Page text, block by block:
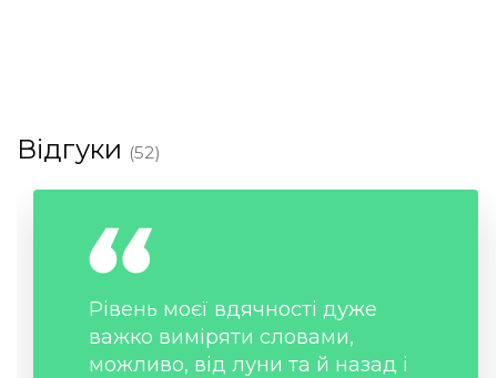
Відгуки (52)
Рівень моєї вдячності дуже
важко виміряти словами,
можливо, від луни та й назад і